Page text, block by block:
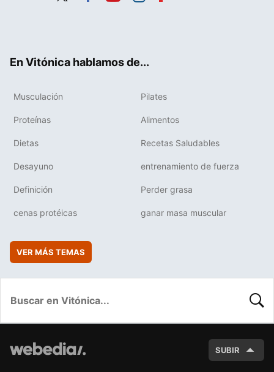
En Vitónica hablamos de...
Musculación Pilates
Proteínas Alimentos
Dietas Recetas Saludables
Desayuno entrenamiento de fuerza
Definición Perder grasa
cenas protéicas ganar masa muscular
VER MÁS TEMAS
SUBIR